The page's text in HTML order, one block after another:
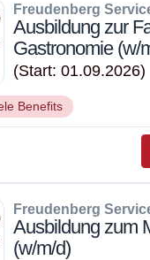
Freudenberg
Ausbildung zur
Gastronomie (w/
(Start: 01.09.2026)
Benefits
Freudenberg
Ausbildung zum
(w/m/d)